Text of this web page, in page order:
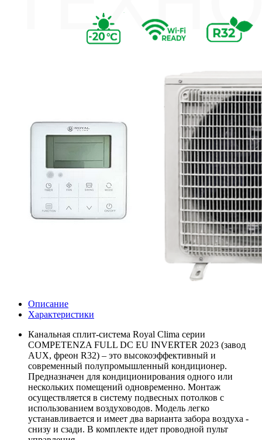
Описание
Характеристики
Канальная сплит-система Royal Clima серии
COMPETENZA FULL DC EU INVERTER 2023 (завод
AUX, фреон R32) – это высокоэффективный и
современный полупромышленный кондиционер.
Предназначен для кондиционирования одного или
нескольких помещений одновременно. Монтаж
осуществляется в систему подвесных потолков с
использованием воздуховодов. Модель легко
устанавливается и имеет два варианта забора воздуха -
снизу и сзади. В комплекте идет проводной пульт